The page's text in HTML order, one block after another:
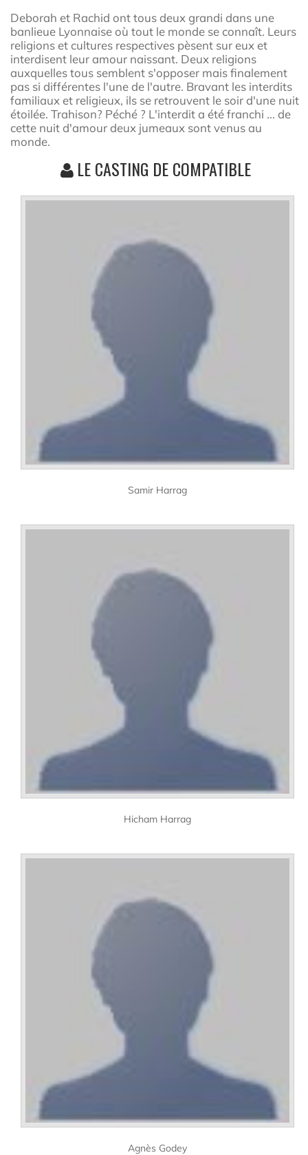
Deborah et Rachid ont tous deux grandi dans une
banlieue Lyonnaise où tout le monde se connaît. Leurs
religions et cultures respectives pèsent sur eux et
interdisent leur amour naissant. Deux religions
auxquelles tous semblent s'opposer mais finalement
pas si différentes l'une de l'autre. Bravant les interdits
familiaux et religieux, ils se retrouvent le soir d'une nuit
étoilée. Trahison? Péché ? L'interdit a été franchi ... de
cette nuit d'amour deux jumeaux sont venus au
monde.
LE CASTING DE COMPATIBLE
Samir Harrag
Hicham Harrag
Agnès Godey